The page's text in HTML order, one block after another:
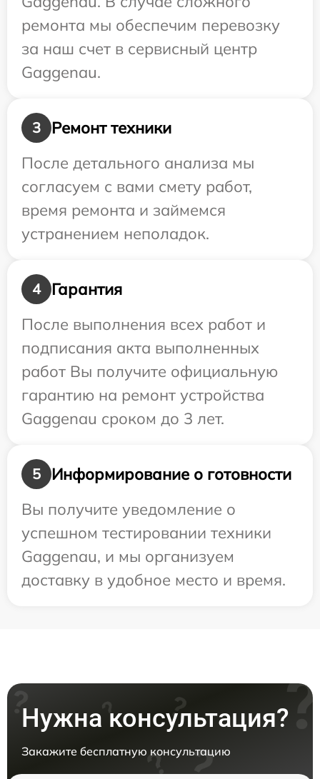
ремонта мы обеспечим перевозку
за наш счет в сервисный центр
Gaggenau.
3
Ремонт техники
После детального анализа мы
согласуем с вами смету работ,
время ремонта и займемся
устранением неполадок.
4
Гарантия
После выполнения всех работ и
подписания акта выполненных
работ Вы получите официальную
гарантию на ремонт устройства
Gaggenau сроком до 3 лет.
5
Информирование о готовности
Вы получите уведомление о
успешном тестировании техники
Gaggenau, и мы организуем
доставку в удобное место и время.
Нужна консультация?
Закажите бесплатную консультацию